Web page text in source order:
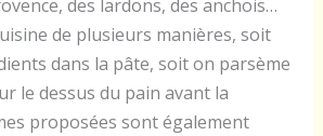
des lardons, des anchois…
de plusieurs manières, soit
dans la pâte, soit on parsème
le dessus du pain avant la
proposées sont également